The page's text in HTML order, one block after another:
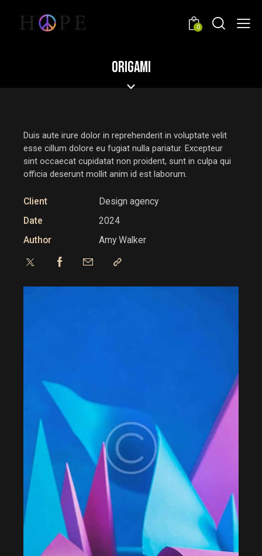
0
ORIGAMI
Duis aute irure dolor in reprehenderit in voluptate velit
esse cillum dolore eu fugiat nulla pariatur. Excepteur
sint occaecat cupidatat non proident, sunt in culpa qui
officia deserunt mollit anim id est laborum.
Client
Design agency
Date
2024
Author
Amy Walker